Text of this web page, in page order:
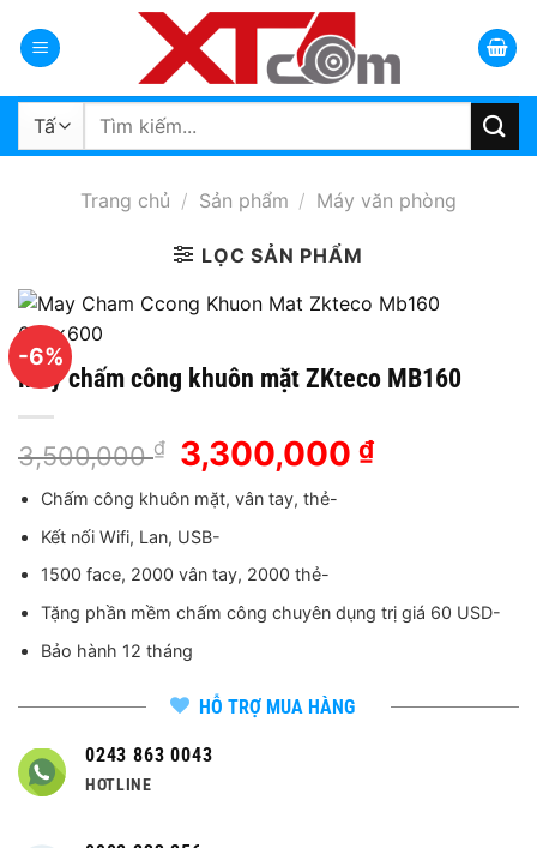
qua
dung
Tìm
Trang chủ / Sản phẩm / Máy văn phòng
LỌC SẢN PHẨM
-6%
Máy chấm công khuôn mặt ZKteco MB160
3,500,000₫
Giá
gốc
là:
3,500,000 ₫.
3,300,000₫Giá
Chấm công khuôn mặt, vân tay, thẻ-
Kết nối Wifi, Lan, USB-
1500 face, 2000 vân tay, 2000 thẻ-
Tặng phần mềm chấm công chuyên dụng trị giá 60 USD-
Bảo hành 12 tháng
HỖ TRỢ MUA HÀNG
0243 863 0043
HOTLINE